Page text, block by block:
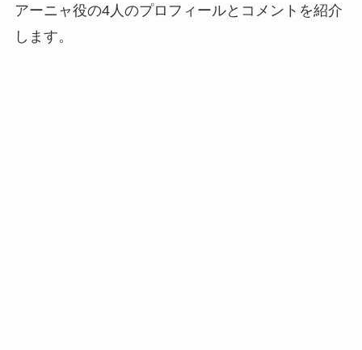
アーニャ役の4人のプロフィールとコメントを紹介
します。